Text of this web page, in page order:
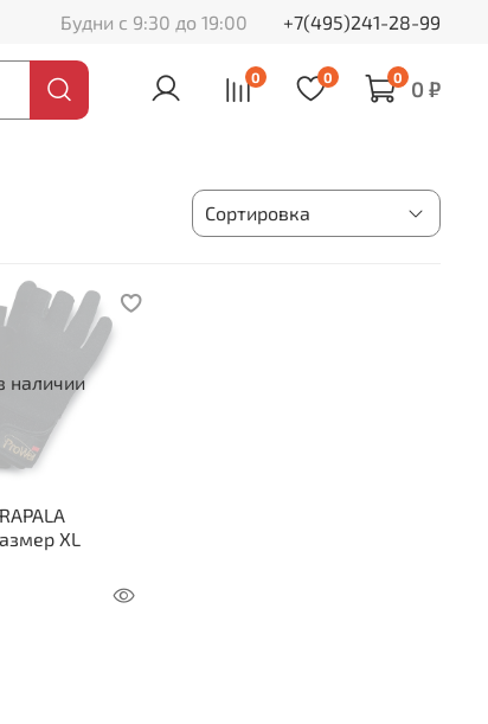
Будни с 9:30 до 19:00 +7(495)241-28-99
0 0 0 0 ₽
наличии
XL